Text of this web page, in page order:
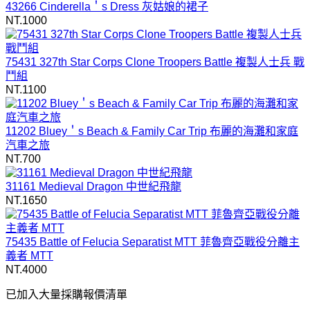
43266 Cinderella＇s Dress 灰姑娘的裙子
NT.1000
75431 327th Star Corps Clone Troopers Battle 複製人士兵 戰
鬥組
NT.1100
11202 Bluey＇s Beach & Family Car Trip 布麗的海灘和家庭
汽車之旅
NT.700
31161 Medieval Dragon 中世紀飛龍
NT.1650
75435 Battle of Felucia Separatist MTT 菲魯齊亞戰役分離主
義者 MTT
NT.4000
已加入大量採購報價清單